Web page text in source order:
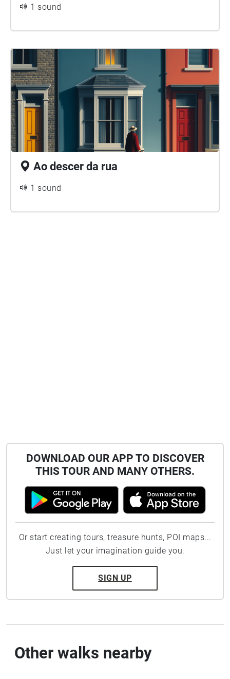
1 sound
Ao descer da rua
1 sound
DOWNLOAD OUR APP TO DISCOVER
THIS TOUR AND MANY OTHERS.
Or start creating tours, treasure hunts, POI maps...
Just let your imagination guide you.
SIGN UP
Other walks nearby